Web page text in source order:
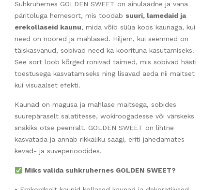
Suhkruhernes GOLDEN SWEET on ainulaadne ja vana
päritoluga hernesort, mis toodab suuri, lamedaid ja
erekollaseid kaunu, mida võib süüa koos kaunaga, kui
need on noored ja mahlased. Hiljem, kui seemned on
täiskasvanud, sobivad need ka koorituna kasutamiseks.
See sort loob kõrged ronivad taimed, mis sobivad hästi
toestusega kasvatamiseks ning lisavad aeda nii maitset
kui visuaalset efekti.
Kaunad on magusa ja mahlase maitsega, sobides
suurepäraselt salatitesse, wokiroogadesse või värskeks
snäkiks otse peenralt. GOLDEN SWEET on lihtne
kasvatada ja annab rikkaliku saagi, eriti jahedamates
kevad- ja suveperioodides.
Miks valida suhkruhernes GOLDEN SWEET?